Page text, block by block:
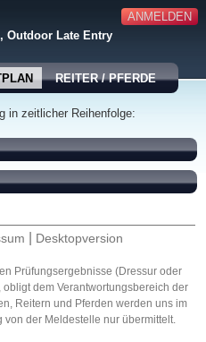
ANMELDEN
Outdoor Late Entry
REITER / PFERDE
in zeitlicher Reihenfolge:
Desktopversion
Prüfungsergebnisse (Dressur oder
dem Verantwortungsbereich der
Reitern und Pferden werden uns im
der Meldestelle nur übermittelt.